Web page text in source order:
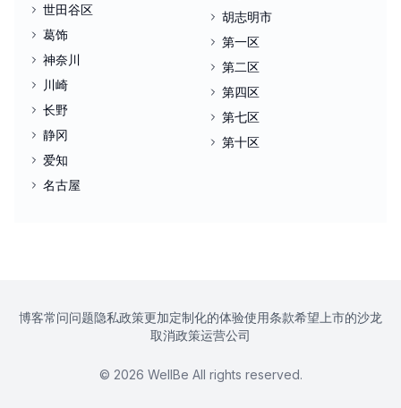
世田谷区
葛饰
神奈川
川崎
长野
静冈
爱知
名古屋
胡志明市
第一区
第二区
第四区
第七区
第十区
博客常问问题隐私政策更加定制化的体验使用条款希望上市的沙龙
取消政策运营公司
© 2026 WellBe All rights reserved.